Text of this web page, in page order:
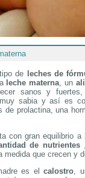
de leches de
leche materna, un
sanos y
sabia y así es
de prolactina, una
con gran equilibrio
de nutrientes
medida que crecen y
es el calostro,